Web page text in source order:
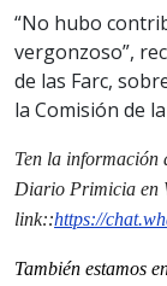
“No hubo
vergonzoso”,
de las Farc,
la Comisión de
Ten la información
Diario Primicia en
link::https://
También estamos